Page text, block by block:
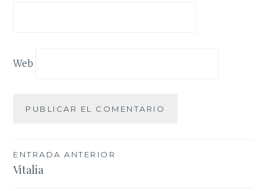
Web
Navegación
de
ENTRADA ANTERIOR
Vitalia